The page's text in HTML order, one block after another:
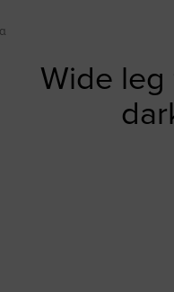
Wide leg